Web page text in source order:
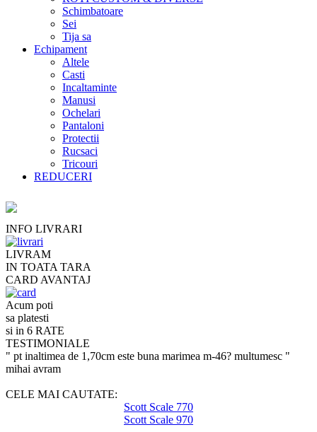
Schimbatoare
Sei
Tija sa
Echipament
Altele
Casti
Incaltaminte
Manusi
Ochelari
Pantaloni
Protectii
Rucsaci
Tricouri
REDUCERI
INFO LIVRARI
LIVRAM
IN TOATA TARA
CARD AVANTAJ
Acum poti
sa platesti
si in 6 RATE
TESTIMONIALE
" pt inaltimea de 1,70cm este buna marimea m-46? multumesc "
mihai avram
CELE MAI CAUTATE:
Scott Scale 770
Scott Scale 970